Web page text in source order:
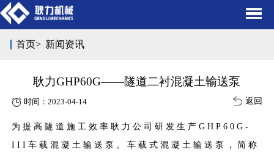
首页> 新闻资讯
耿力GHP60G——隧道二衬混凝土输送泵
时间：2023-04-14 返回
为提高隧道施工效率耿力公司研发生产GHP60G-
III车载混凝土输送泵。车载式混凝土输送泵，简称